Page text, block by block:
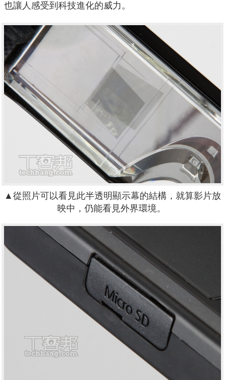
也讓人感受到科技進化的威力。
▲ 從照片可以看見此半透明顯示幕的結構，就算影片放
映中，仍能看見外界環境。